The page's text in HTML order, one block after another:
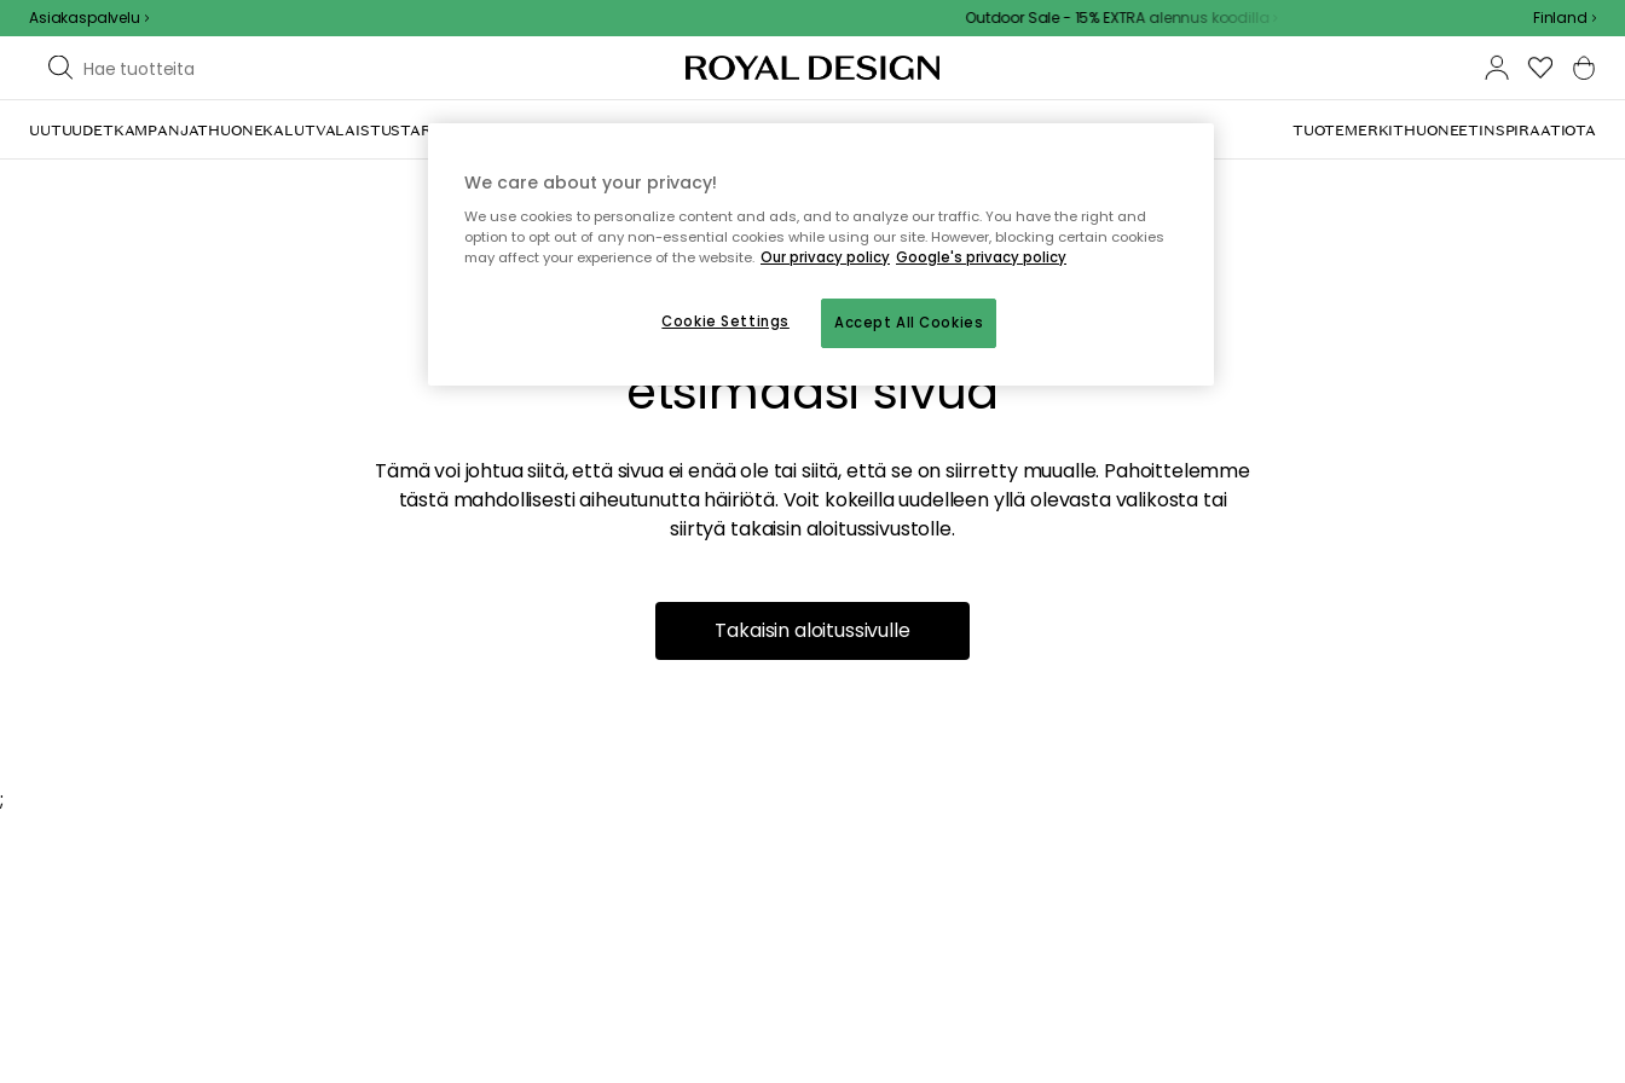
Asiakaspalvelu Outdoor Sale - 15% EXTRA alennus koodilla Finland
UUTUUDETKAMPANJATHUONEKALUTVALAISTUSTARJOILU JA KATTAUSSISUSTUSTEKSTIILIT & MATOTKEITTIÖSÄILYTYSULKOKALUSTEET TUOTEMERKITHUONEETINSPIRAATIOTA
Emme valitettavasti löydä
etsimääsi sivua
Tämä voi johtua siitä, että sivua ei enää ole tai siitä, että se on siirretty muualle. Pahoittelemme
tästä mahdollisesti aiheutunutta häiriötä. Voit kokeilla uudelleen yllä olevasta valikosta tai
siirtyä takaisin aloitussivustolle.
Takaisin aloitussivulle
;
We care about your privacy!
We use cookies to personalize content and ads, and to analyze our traffic. You have the right and
option to opt out of any non-essential cookies while using our site. However, blocking certain cookies
may affect your experience of the website. Our privacy policy Google's privacy policy
Accept All Cookies
Cookie Settings